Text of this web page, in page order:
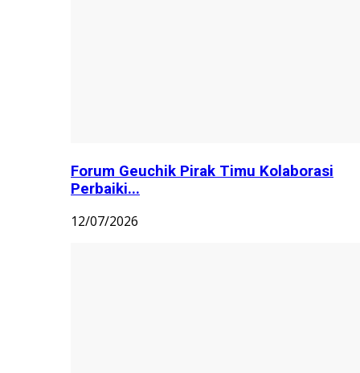
Forum Geuchik Pirak Timu Kolaborasi
Perbaiki...
12/07/2026